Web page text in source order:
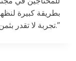
بطريقة كبيرة
تجربة لا تقدر بثمن.”